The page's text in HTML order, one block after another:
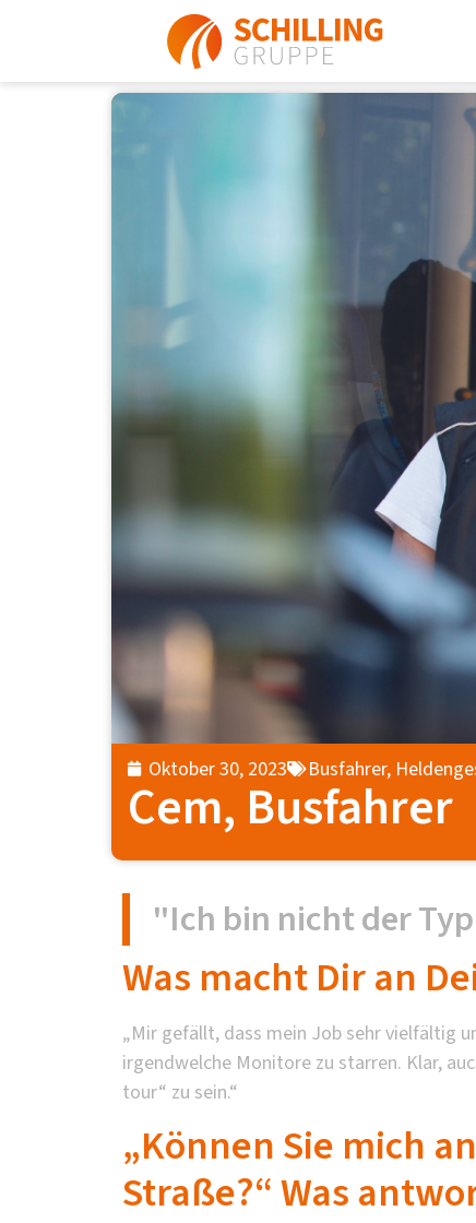
Oktober 30, 2023 Busfahrer,
Cem, Busfahrer
"Ich bin nicht der
Was macht Dir an
„Mir gefällt, dass mein Job sehr vielfältig
irgendwelche Monitore zu starren. Klar,
tour“ zu sein.“
„Können Sie mich
Straße?“ Was